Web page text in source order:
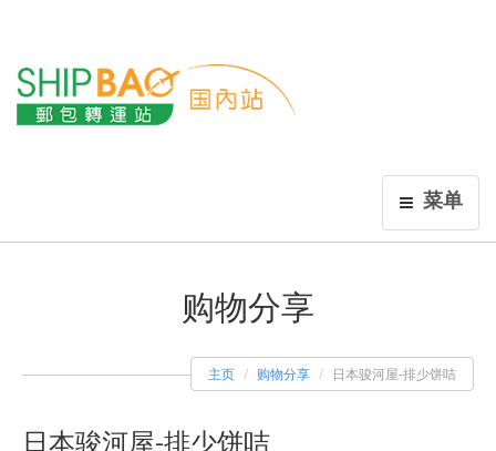
菜单
购物分享
主页 购物分享 日本骏河屋-排少饼咭
日本骏河屋-排少饼咭